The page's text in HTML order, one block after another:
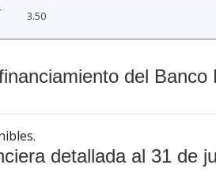
3.50
del
detallada al 31 de